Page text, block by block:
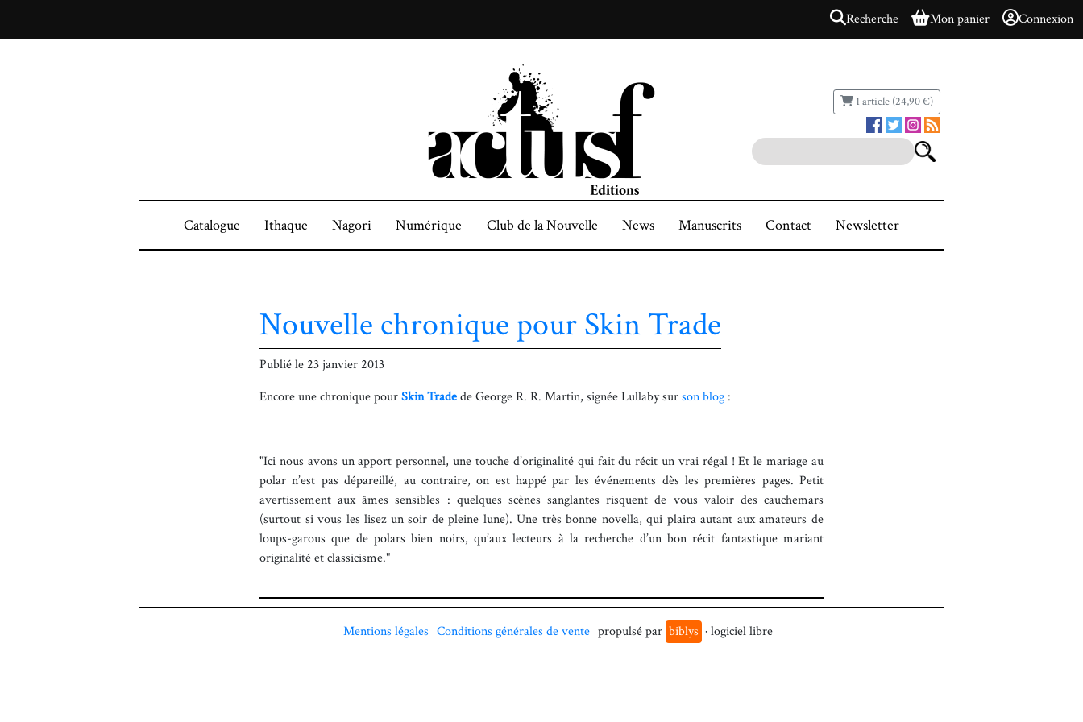
Recherche Mon panier Connexion
1 article (24,90 €)
Catalogue Ithaque Nagori Numérique Club de la Nouvelle News Manuscrits Contact Newsletter
Nouvelle chronique pour Skin Trade
Publié le23 janvier 2013
Encore une chronique pourSkin Tradede George R. R. Martin, signéeLullaby surson blog :
"Ici nous avons un apport personnel, une touche d’originalité qui fait du récit un vrai régal ! Et le mariage au
polar n’est pas dépareillé, au contraire, on est happé par les événements dès les premières pages. Petit
avertissement aux âmes sensibles : quelques scènes sanglantes risquent de vous valoir des cauchemars
(surtout si vous les lisez un soir de pleine lune). Une très bonne novella, qui plaira autant aux amateurs de
loups-garous que de polars bien noirs, qu’aux lecteurs à la recherche d’un bon récit fantastique mariant
originalité et classicisme."
Mentions légales Conditions générales de vente propulsé par biblys · logiciel libre